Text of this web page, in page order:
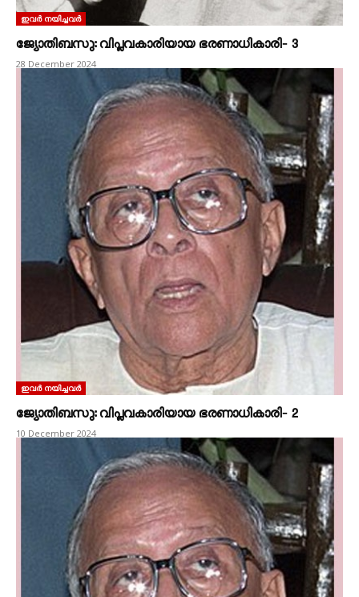
ഇവർ നയിച്ചവർ
ജ്യോതിബസു: വിപ്ലവകാരിയായ ഭരണാധികാരി‐ 3
28 December 2024
ഇവർ നയിച്ചവർ
ജ്യോതിബസു: വിപ്ലവകാരിയായ ഭരണാധികാരി‐ 2
10 December 2024